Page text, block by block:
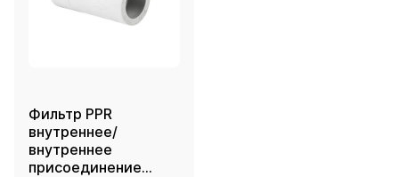
Фильтр PPR
внутреннее/
внутреннее
присоединение